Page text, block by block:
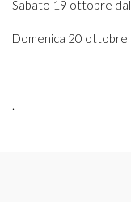
Sabato 19 ottobre
Domenica 20
.